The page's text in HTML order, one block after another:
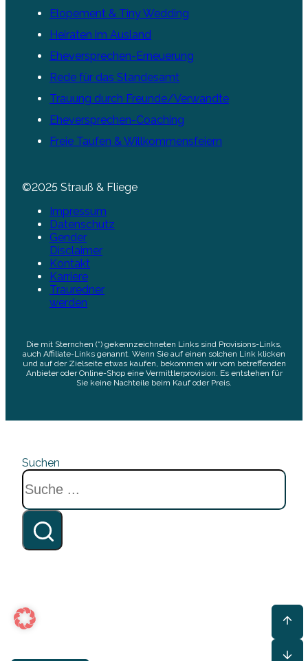
Elopement & Tiny Wedding
Heiraten im Ausland
Eheversprechen-Erneuerung
Rede für das Standesamt
Trauung durch Freunde/Verwandte
Eheversprechen-Coaching
Freie Taufen & Willkommensfeiern
©2025 Strauß & Fliege
Impressum
Datenschutz
Gender
Disclaimer
Kontakt
Karriere
Trauredner
werden
Die mit Sternchen (*) gekennzeichneten Links sind Provisions-Links,
auch Affiliate-Links genannt. Wenn Sie auf einen solchen Link klicken
und auf der Zielseite etwas kaufen, bekommen wir vom betreffenden
Anbieter oder Online-Shop eine Vermittlerprovision. Es entstehen für
Sie keine Nachteile beim Kauf oder Preis.
Suchen